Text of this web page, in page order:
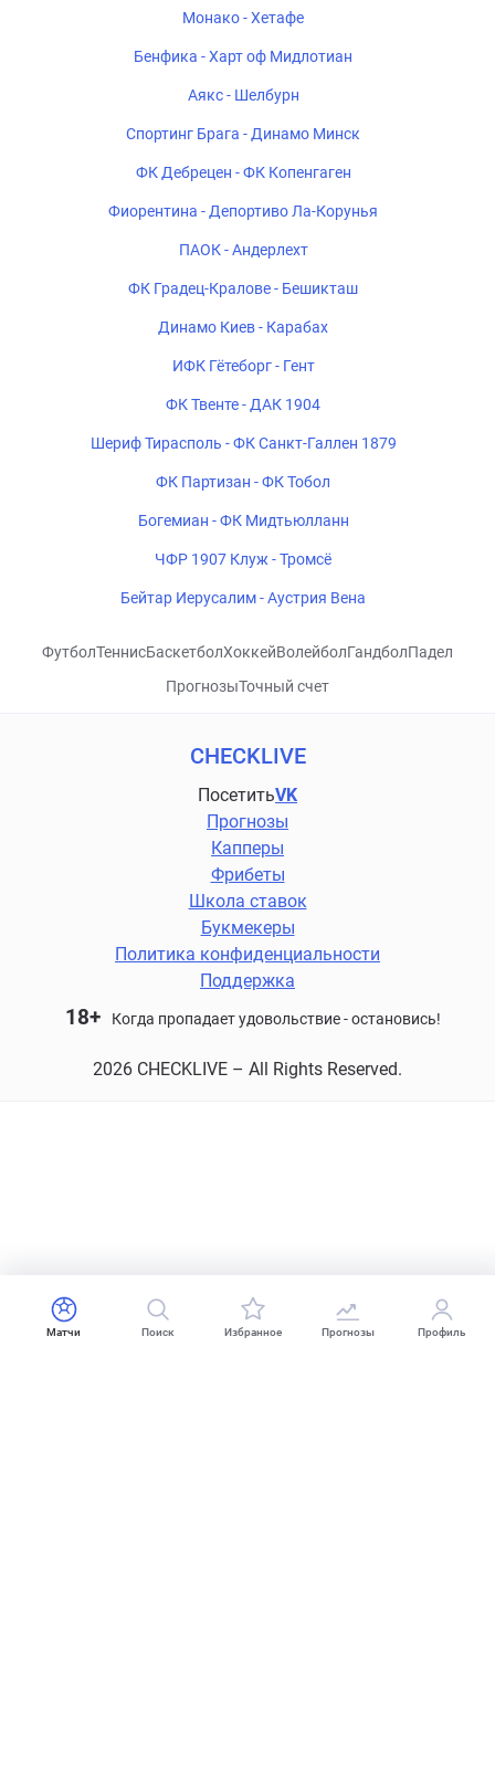
Монако - Хетафе
Бенфика - Харт оф Мидлотиан
Аякс - Шелбурн
Спортинг Брага - Динамо Минск
ФК Дебрецен - ФК Копенгаген
Фиорентина - Депортиво Ла-Корунья
ПАОК - Андерлехт
ФК Градец-Кралове - Бешикташ
Динамо Киев - Карабах
ИФК Гётеборг - Гент
ФК Твенте - ДАК 1904
Шериф Тирасполь - ФК Санкт-Галлен 1879
ФК Партизан - ФК Тобол
Богемиан - ФК Мидтьюлланн
ЧФР 1907 Клуж - Тромсё
Бейтар Иерусалим - Аустрия Вена
ФутболТеннисБаскетболХоккейВолейболГандболПадел
ПрогнозыТочный счет
CHECKLIVE
ПосетитьVK
Прогнозы
Капперы
Фрибеты
Школа ставок
Букмекеры
Политика конфиденциальности
Поддержка
18+ Когда пропадает удовольствие - остановись!
2026 CHECKLIVE – All Rights Reserved.
Матчи Поиск Избранное Прогнозы Профиль